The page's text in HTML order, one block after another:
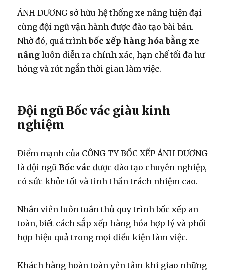
ÁNH DƯƠNG sở hữu hệ thống xe nâng hiện đại
cùng đội ngũ vận hành được đào tạo bài bản.
Nhờ đó, quá trìnhbốc xếp hàng hóa bằng xe
nâng luôn diễn ra chính xác, hạn chế tối đa hư
hỏng và rút ngắn thời gian làm việc.
Đội ngũ Bốc vác giàu kinh
nghiệm
Điểm mạnh của CÔNG TY BỐC XẾP ÁNH DƯƠNG
là đội ngũBốc vác được đào tạo chuyên nghiệp,
có sức khỏe tốt và tinh thần trách nhiệm cao.
Nhân viên luôn tuân thủ quy trình bốc xếp an
toàn, biết cách sắp xếp hàng hóa hợp lý và phối
hợp hiệu quả trong mọi điều kiện làm việc.
Khách hàng hoàn toàn yên tâm khi giao những